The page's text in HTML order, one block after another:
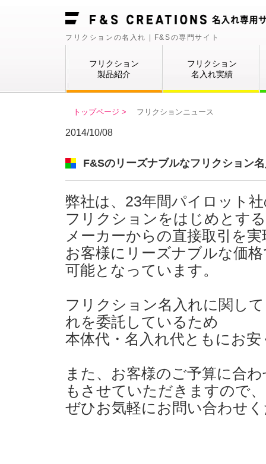
フリクションの名入れ | F&Sの専門サイト
フリクション
製品紹介
フリクション
名入れ実績
トップページ > フリクションニュース
2014/10/08
F&Sのリーズナブルなフリクション
弊社は、23年間パイロット
フリクションをはじめとす
メーカーからの直接取引を
お客様にリーズナブルな価
可能となっています。
フリクション名入れに関し
れを委託しているため
本体代・名入れ代ともにお
また、お客様のご予算に合
もさせていただきますので、
ぜひお気軽にお問い合わせ